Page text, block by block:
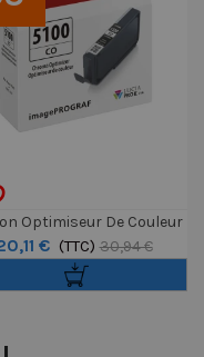
Optimiseur De Couleur
Prograf PRO-310 - 14,4ml
€ (TTC) 30,94 €